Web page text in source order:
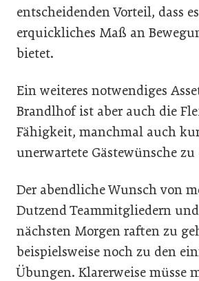
entscheidenden Vorteil, dass
erquickliches Maß an
bietet.
Ein weiteres notwendiges
Brandlhof ist aber auch die
Fähigkeit, manchmal auch
unerwartete Gästewünsche
Der abendliche Wunsch von
Dutzend Teammitgliedern
nächsten Morgen raften zu
beispielsweise noch zu den
Übungen. Klarerweise müsse